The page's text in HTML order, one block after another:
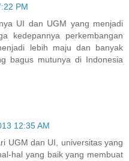
PM
UI dan UGM yang menjadi
kedepannya perkembangan
lebih maju dan banyak
bagus mutunya di Indonesia
12:35 AM
UGM dan UI, universitas yang
hal yang baik yang membuat